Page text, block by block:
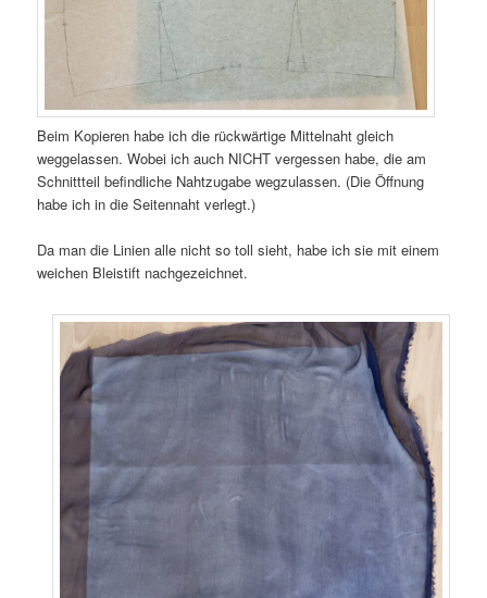
Beim Kopieren habe ich die rückwärtige Mittelnaht gleich
weggelassen. Wobei ich auch NICHT vergessen habe, die am
Schnittteil befindliche Nahtzugabe wegzulassen. (Die Öffnung
habe ich in die Seitennaht verlegt.)
Da man die Linien alle nicht so toll sieht, habe ich sie mit einem
weichen Bleistift nachgezeichnet.